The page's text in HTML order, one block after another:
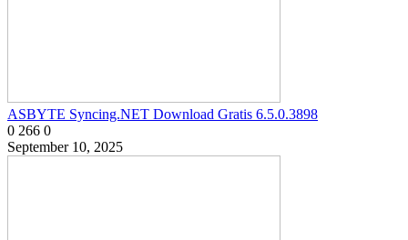
ASBYTE Syncing.NET Download Gratis 6.5.0.3898
0 266 0
September 10, 2025